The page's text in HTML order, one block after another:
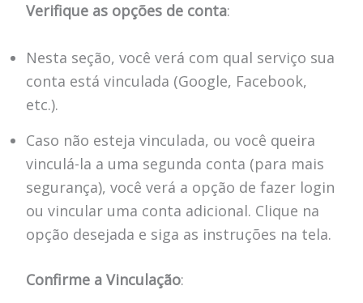
Verifique as opções de conta:
Nesta seção, você verá com qual serviço sua
conta está vinculada (Google, Facebook,
etc.).
Caso não esteja vinculada, ou você queira
vinculá-la a uma segunda conta (para mais
segurança), você verá a opção de fazer login
ou vincular uma conta adicional. Clique na
opção desejada e siga as instruções na tela.
Confirme a Vinculação: